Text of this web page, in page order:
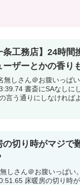
条工務店】24時間
ーザーとかの香り
しさん＠お腹いっぱい。 (ﾜｯﾁ
したのめっちゃ後悔してる これだけは設
の切り時がマジで
しさん＠お腹いっぱい。 (ﾜｯﾁｮｲ
マジで難しい つーか、寒すぎる 9: 名無